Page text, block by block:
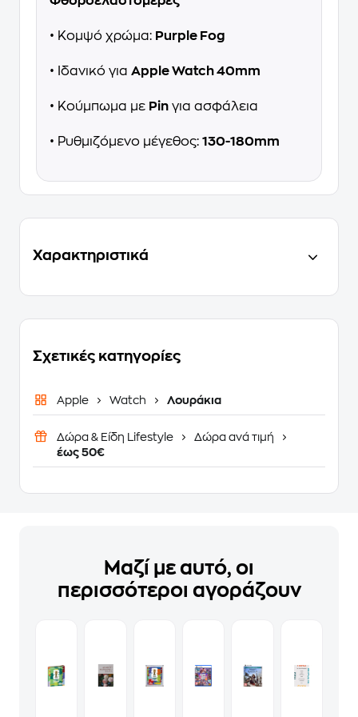
• Κομψό χρώμα: Purple Fog
• Ιδανικό για Apple Watch 40mm
• Κούμπωμα με Pin για ασφάλεια
• Ρυθμιζόμενο μέγεθος: 130-180mm
Χαρακτηριστικά
Σχετικές κατηγορίες
Apple Watch Λουράκια
Δώρα & Είδη Lifestyle
Δώρα ανά τιμή
έως 50€
Μαζί με αυτό, οι
περισσότεροι αγοράζουν